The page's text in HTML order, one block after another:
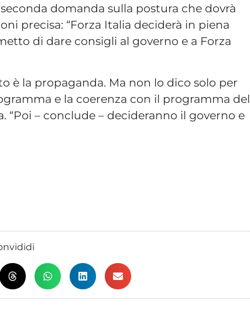
domanda sulla postura che dovrà
precisa: “Forza Italia deciderà in piena
di dare consigli al governo e a Forza
è la propaganda. Ma non lo dico solo per
e la coerenza con il programma del
“Poi – conclude – decideranno il governo e